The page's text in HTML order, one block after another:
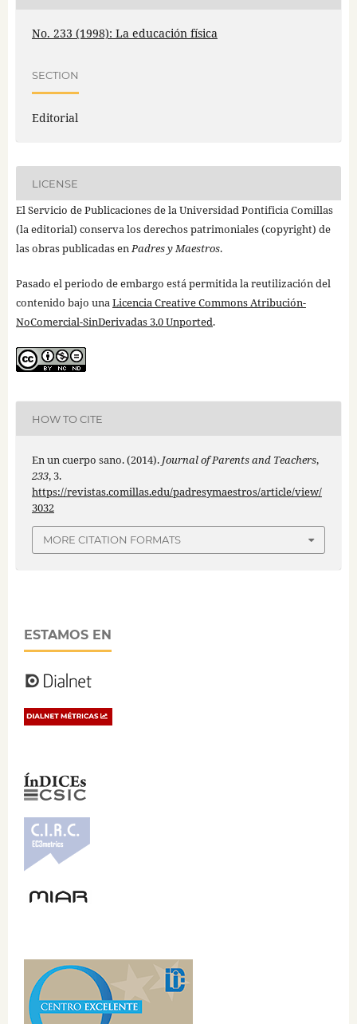
No. 233 (1998): La educación física
SECTION
Editorial
LICENSE
El Servicio de Publicaciones de la Universidad Pontificia Comillas
(la editorial) conserva los derechos patrimoniales (copyright) de
las obras publicadas enPadres y Maestros.
Pasado el periodo de embargo está permitida la reutilización del
contenido bajo unaLicencia Creative Commons Atribución-
NoComercial-SinDerivadas 3.0 Unported.
HOW TO CITE
En un cuerpo sano. (2014). Journal of Parents and Teachers,
233, 3.
https://revistas.comillas.edu/padresymaestros/article/view/
3032
MORE CITATION FORMATS
ESTAMOS EN